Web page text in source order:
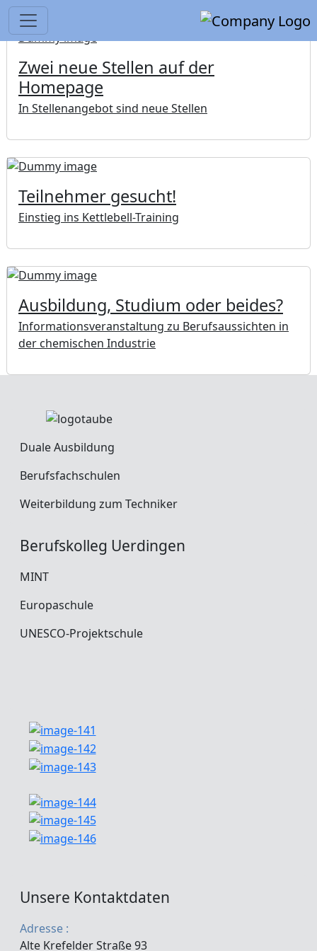
Zwei neue Stellen auf der
Homepage
In Stellenangebot sind neue Stellen
Teilnehmer gesucht!
Einstieg ins Kettlebell-Training
Ausbildung, Studium oder beides?
Informationsveranstaltung zu Berufsaussichten in
der chemischen Industrie
Duale Ausbildung
Berufsfachschulen
Weiterbildung zum Techniker
Berufskolleg Uerdingen
MINT
Europaschule
UNESCO-Projektschule
Unsere Kontaktdaten
Adresse :
Alte Krefelder Straße 93